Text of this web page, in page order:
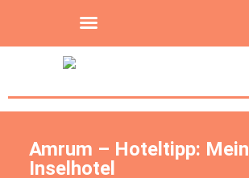
Amrum – Hoteltipp: Mein
Inselhotel